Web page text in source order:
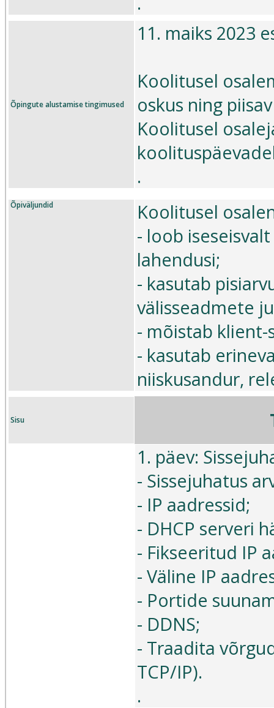
Õpingute alustamise tingimused
11. maiks 2023
Koolitusel
oskus ning
Koolitusel
.
Õpiväljundid
Koolitusel
- loob
lahendusi;
- kasutab
välisseadmete
- mõistab
- kasutab
niiskusandur,
Sisu
1. päev:
- Sissejuhatus
- IP aadressid;
- DHCP serveri
- Fikseeritud IP
- Väline IP
- Portide
- DDNS;
- Traadita
TCP/IP).
.